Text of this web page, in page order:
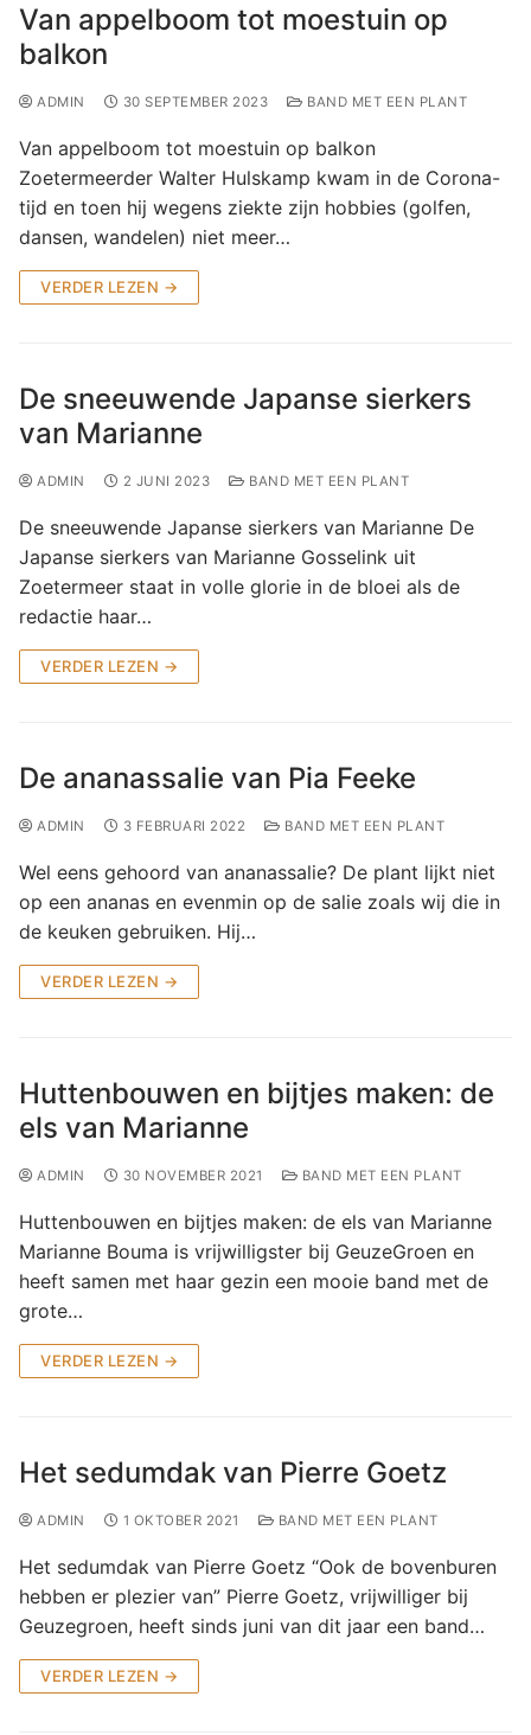
Van appelboom tot moestuin op
balkon
ADMIN 30 SEPTEMBER 2023 BAND MET EEN PLANT
Van appelboom tot moestuin op balkon
Zoetermeerder Walter Hulskamp kwam in de Corona-
tijd en toen hij wegens ziekte zijn hobbies (golfen,
dansen, wandelen) niet meer…
VERDER LEZEN →
De sneeuwende Japanse sierkers
van Marianne
ADMIN 2 JUNI 2023 BAND MET EEN PLANT
De sneeuwende Japanse sierkers van Marianne De
Japanse sierkers van Marianne Gosselink uit
Zoetermeer staat in volle glorie in de bloei als de
redactie haar…
VERDER LEZEN →
De ananassalie van Pia Feeke
ADMIN 3 FEBRUARI 2022 BAND MET EEN PLANT
Wel eens gehoord van ananassalie? De plant lijkt niet
op een ananas en evenmin op de salie zoals wij die in
de keuken gebruiken. Hij…
VERDER LEZEN →
Huttenbouwen en bijtjes maken: de
els van Marianne
ADMIN 30 NOVEMBER 2021 BAND MET EEN PLANT
Huttenbouwen en bijtjes maken: de els van Marianne
Marianne Bouma is vrijwilligster bij GeuzeGroen en
heeft samen met haar gezin een mooie band met de
grote…
VERDER LEZEN →
Het sedumdak van Pierre Goetz
ADMIN 1 OKTOBER 2021 BAND MET EEN PLANT
Het sedumdak van Pierre Goetz “Ook de bovenburen
hebben er plezier van” Pierre Goetz, vrijwilliger bij
Geuzegroen, heeft sinds juni van dit jaar een band…
VERDER LEZEN →